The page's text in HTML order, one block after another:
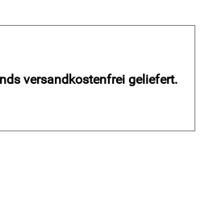
versandkostenfrei geliefert.